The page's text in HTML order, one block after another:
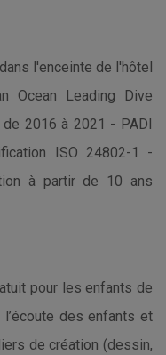
l'enceinte de l'hôtel
Ocean Leading Dive
2016 à 2021 - PADI
ISO 24802-1 -
à partir de 10 ans
pour les enfants de
des enfants et
de création (dessin,